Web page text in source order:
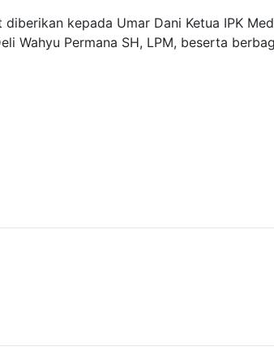
kepada Umar Dani Ketua IPK
Wahyu Permana SH, LPM, beserta